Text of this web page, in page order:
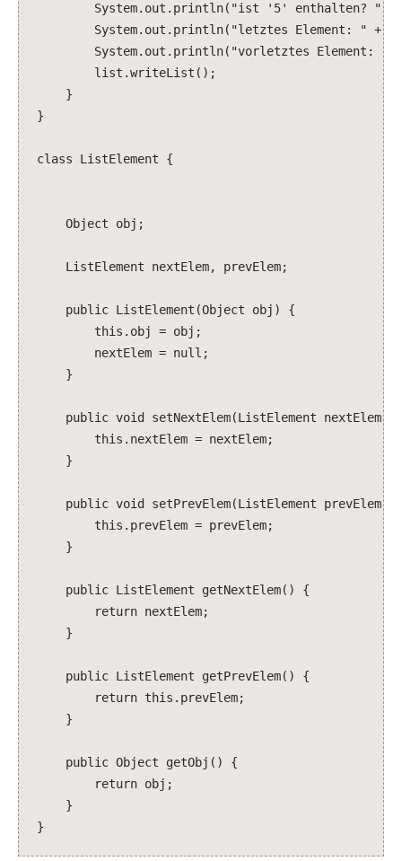
System.out.println("ist '5' enthalten? "
System.out.println("letztes Element: " +
System.out.println("vorletztes Element: " +
list.writeList();
}
}
class ListElement {
Object obj;
ListElement nextElem, prevElem;
public ListElement(Object obj) {
this.obj = obj;
nextElem = null;
}
public void setNextElem(ListElement nextElem) {
this.nextElem = nextElem;
}
public void setPrevElem(ListElement prevElem) {
this.prevElem = prevElem;
}
public ListElement getNextElem() {
return nextElem;
}
public ListElement getPrevElem() {
return this.prevElem;
}
public Object getObj() {
return obj;
}
}